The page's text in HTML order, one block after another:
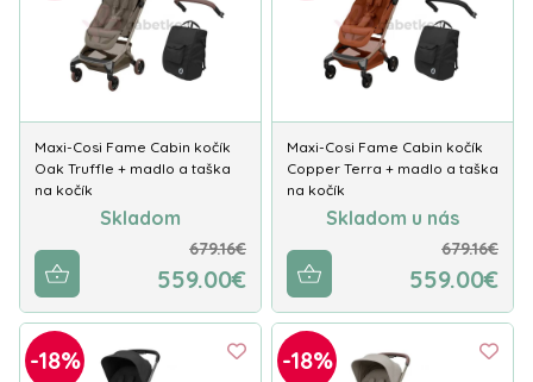
Maxi-Cosi Fame Cabin kočík
Oak Truffle + madlo a taška
na kočík
Skladom
679.16€
559.00€
Maxi-Cosi Fame Cabin kočík
Copper Terra + madlo a taška
na kočík
Skladom u nás
679.16€
559.00€
-18% -18%